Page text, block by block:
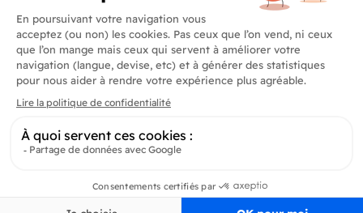
Produits
En savoir plus